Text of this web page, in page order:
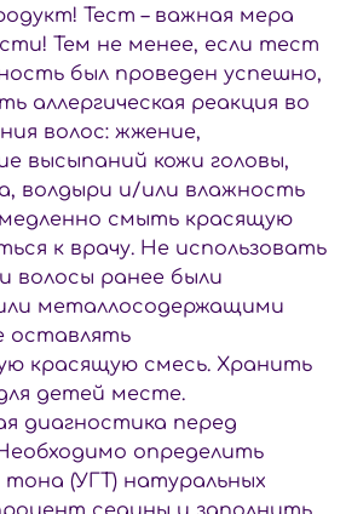
Тест – важная мера
Тем не менее, если тест
был проведен успешно,
аллергическая реакция во
волос: жжение,
высыпаний кожи головы,
волдыри и/или влажность
смыть красящую
к врачу. Не использовать
волосы ранее были
металлосодержащими
оставлять
красящую смесь. Хранить
детей месте.
диагностика перед
определить
тона (УГТ) натуральных